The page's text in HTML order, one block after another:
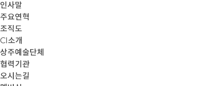
인사말
주요연혁
조직도
CI소개
상주예술단체
협력기관
오시는길